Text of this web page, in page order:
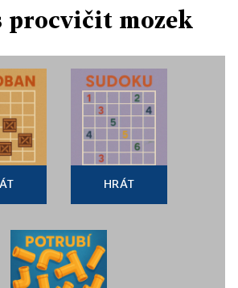
procvičit mozek
HRÁT